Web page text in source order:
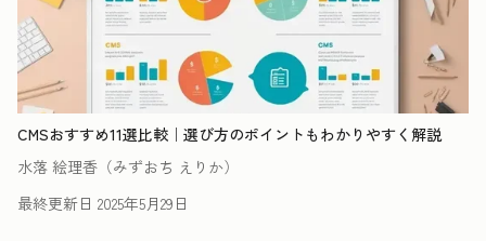
CMSおすすめ11選比較｜選び方のポイントもわかりやすく解説
水落 絵理香（みずおち えりか）
最終更新日 2025年5月29日